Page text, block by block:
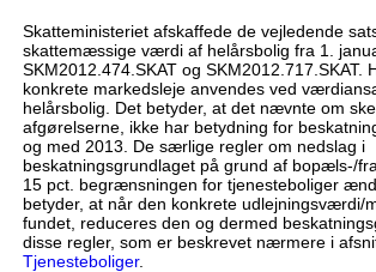
Skatteministeriet afskaffede de vejledende
skattemæssige værdi af helårsbolig fra 1.
SKM2012.474.SKAT og SKM2012.717.SKAT.
konkrete markedsleje anvendes ved
helårsbolig. Det betyder, at det nævnte om
afgørelserne, ikke har betydning for
og med 2013. De særlige regler om nedslag i
beskatningsgrundlaget på grund af bopæls-/
15 pct. begrænsningen for tjenesteboliger
betyder, at når den konkrete udlejningsværdi/
fundet, reduceres den og dermed
disse regler, som er beskrevet nærmere i
Tjenesteboliger.